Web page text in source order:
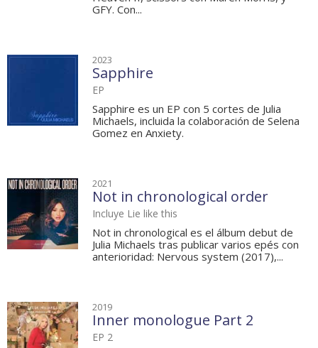
GFY. Con...
2023
Sapphire
EP
Sapphire es un EP con 5 cortes de Julia
Michaels, incluida la colaboración de Selena
Gomez en Anxiety.
2021
Not in chronological order
Incluye Lie like this
Not in chronological es el álbum debut de
Julia Michaels tras publicar varios epés con
anterioridad: Nervous system (2017),...
2019
Inner monologue Part 2
EP 2